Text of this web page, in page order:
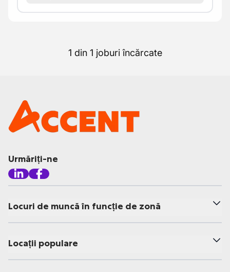
1 din 1 joburi încărcate
Urmăriți-ne
Locuri de muncă în funcție de zonă
Locații populare